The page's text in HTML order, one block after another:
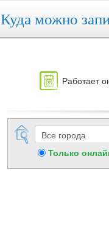
Куда можно
Работает
Только